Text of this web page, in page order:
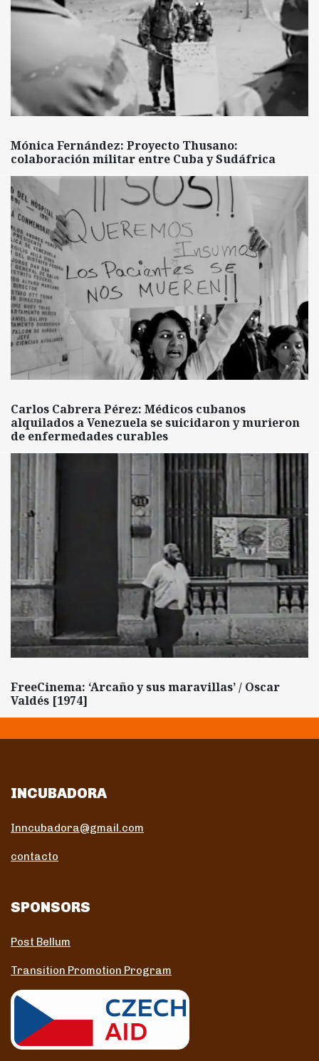
Mónica Fernández: Proyecto Thusano:
colaboración militar entre Cuba y Sudáfrica
Carlos Cabrera Pérez: Médicos cubanos
alquilados a Venezuela se suicidaron y murieron
de enfermedades curables
FreeCinema: ‘Arcaño y sus maravillas’ / Oscar
Valdés [1974]
INCUBADORA
Inncubadora@gmail.com
contacto
SPONSORS
Post Bellum
Transition Promotion Program